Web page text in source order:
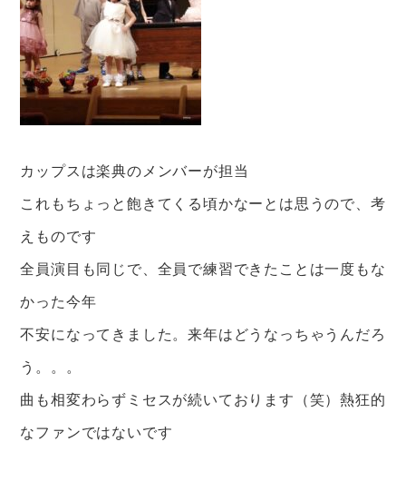
カップスは楽典のメンバーが担当
これもちょっと飽きてくる頃かなーとは思うので、考
えものです
全員演目も同じで、全員で練習できたことは一度もな
かった今年
不安になってきました。来年はどうなっちゃうんだろ
う。。。
曲も相変わらずミセスが続いております（笑）熱狂的
なファンではないです